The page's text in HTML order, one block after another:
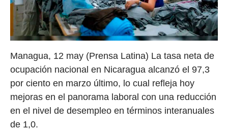
Managua, 12 may (Prensa Latina) La tasa neta de
ocupación nacional en Nicaragua alcanzó el 97,3
por ciento en marzo último, lo cual refleja hoy
mejoras en el panorama laboral con una reducción
en el nivel de desempleo en términos interanuales
de 1,0.